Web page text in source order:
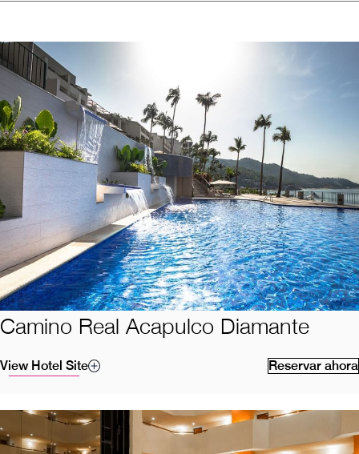
Camino Real Acapulco Diamante
Reservar ahora
View Hotel Site